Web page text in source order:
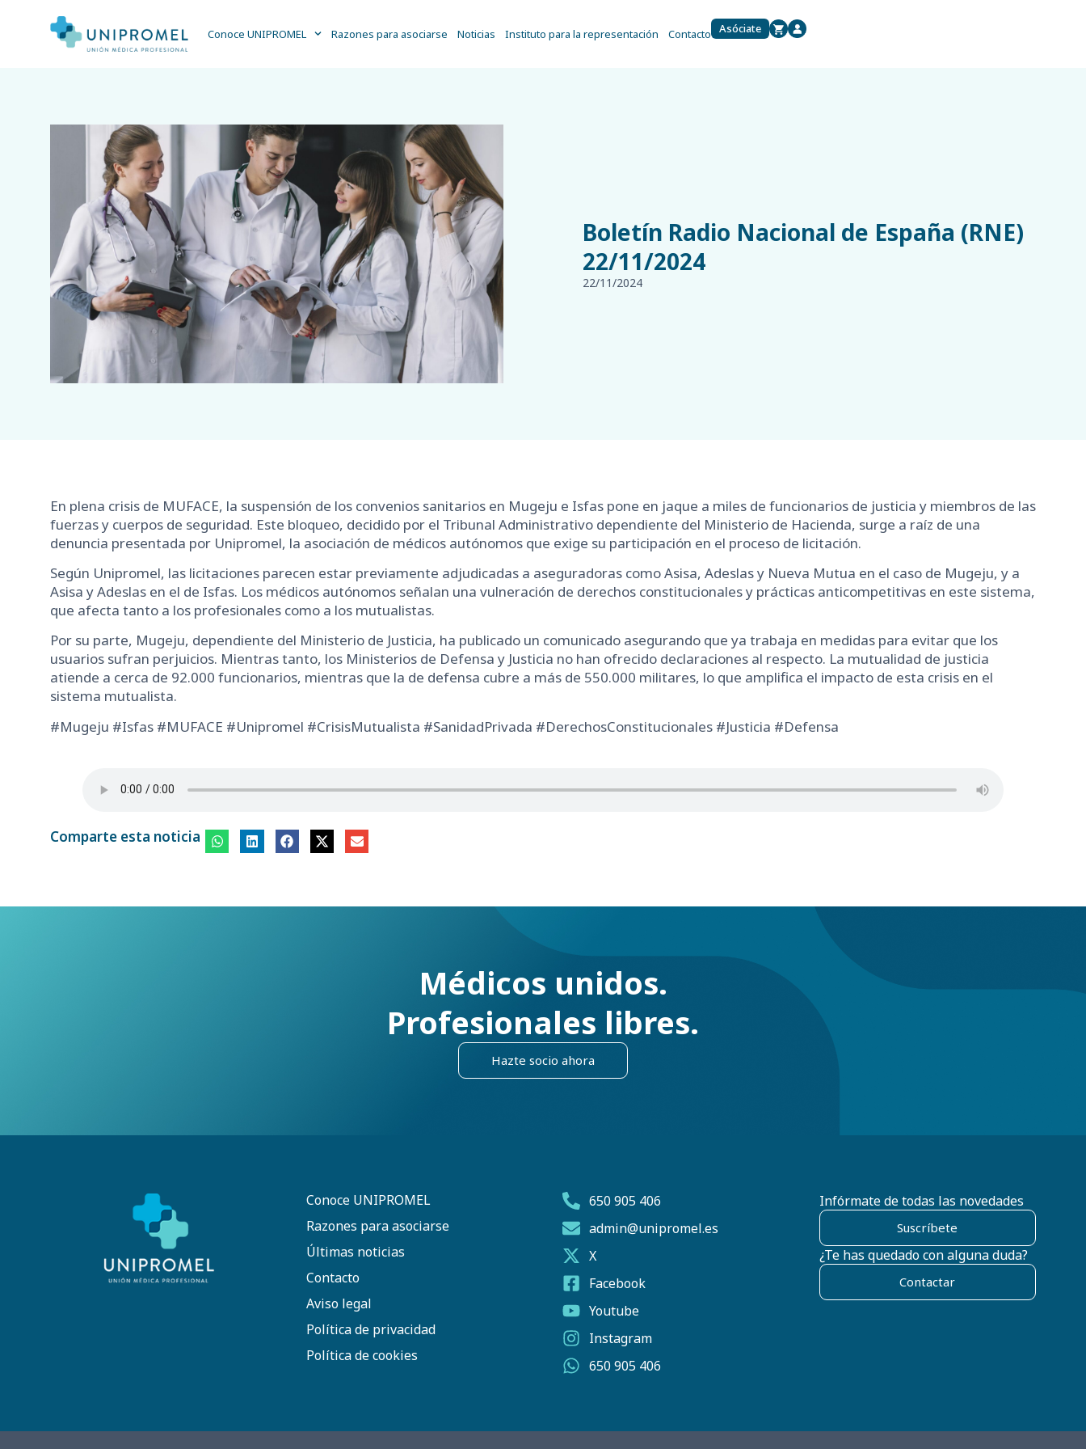
Conoce UNIPROMEL Razones para asociarse Noticias Instituto para la representación Contacto Asóciate
Boletín Radio Nacional de España (RNE)
22/11/2024
22/11/2024
En plena crisis de MUFACE, la suspensión de los convenios sanitarios en Mugeju e Isfas pone en jaque a miles de funcionarios de justicia y miembros de las
fuerzas y cuerpos de seguridad. Este bloqueo, decidido por el Tribunal Administrativo dependiente del Ministerio de Hacienda, surge a raíz de una
denuncia presentada por Unipromel, la asociación de médicos autónomos que exige su participación en el proceso de licitación.
Según Unipromel, las licitaciones parecen estar previamente adjudicadas a aseguradoras como Asisa, Adeslas y Nueva Mutua en el caso de Mugeju, y a
Asisa y Adeslas en el de Isfas. Los médicos autónomos señalan una vulneración de derechos constitucionales y prácticas anticompetitivas en este sistema,
que afecta tanto a los profesionales como a los mutualistas.
Por su parte, Mugeju, dependiente del Ministerio de Justicia, ha publicado un comunicado asegurando que ya trabaja en medidas para evitar que los
usuarios sufran perjuicios. Mientras tanto, los Ministerios de Defensa y Justicia no han ofrecido declaraciones al respecto. La mutualidad de justicia
atiende a cerca de 92.000 funcionarios, mientras que la de defensa cubre a más de 550.000 militares, lo que amplifica el impacto de esta crisis en el
sistema mutualista.
#Mugeju #Isfas #MUFACE #Unipromel #CrisisMutualista #SanidadPrivada #DerechosConstitucionales #Justicia #Defensa
Comparte esta noticia
Médicos unidos.
Profesionales libres.
Hazte socio ahora
Conoce UNIPROMEL
Razones para asociarse
Últimas noticias
Contacto
Aviso legal
Política de privacidad
Política de cookies
650 905 406
admin@unipromel.es
X
Facebook
Youtube
Instagram
650 905 406
Infórmate de todas las novedades
Suscríbete
¿Te has quedado con alguna duda?
Contactar